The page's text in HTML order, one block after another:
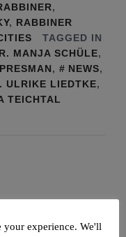
,
, RABBINER
TAGGED IN
MANJA SCHÜLE,
, NEWS,
ULRIKE LIEDTKE,
TEICHTAL
your experience. We'll